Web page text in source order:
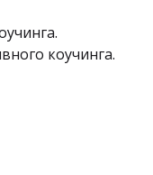
коучинга.